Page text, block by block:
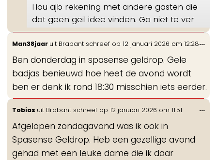
Hou ajb rekening met andere gasten die
dat geen geil idee vinden. Ga niet te ver
Man38jaar uit Brabant schreef op 12 januari 2026 om 12:28
Ben donderdag in spasense geldrop. Gele
badjas benieuwd hoe heet de avond wordt
ben er denk ik rond 18:30 misschien iets eerder.
...
Tobias uit Brabant schreef op 12 januari 2026 om 11:51
Afgelopen zondagavond was ik ook in
Spasense Geldrop. Heb een gezellige avond
gehad met een leuke dame die ik daar
...